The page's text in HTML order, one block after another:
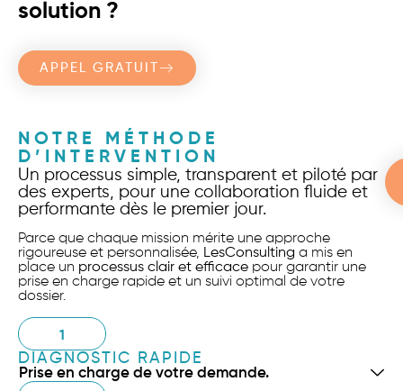
solution ?
APPEL GRATUIT
NOTRE MÉTHODE
D’INTERVENTION
Un processus simple, transparent et piloté par
des experts, pour une collaboration fluide et
performante dès le premier jour.
Parce que chaque mission mérite une approche
rigoureuse et personnalisée, LesConsulting a mis en
place un processus clair et efficace pour garantir une
prise en charge rapide et un suivi optimal de votre
dossier.
1
DIAGNOSTIC RAPIDE
Prise en charge de votre demande.